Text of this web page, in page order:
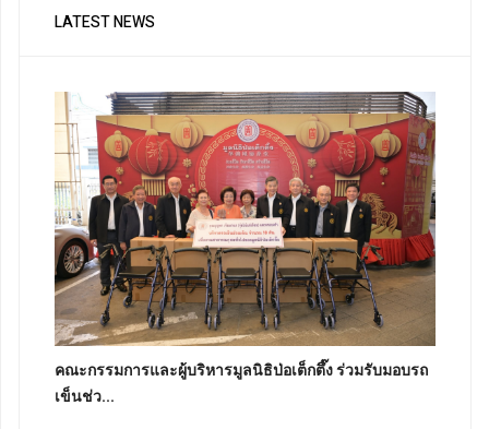
LATEST NEWS
คณะกรรมการและผู้บริหารมูลนิธิป่อเต็กตึ๊ง ร่วมรับมอบรถ
เข็นช่ว...